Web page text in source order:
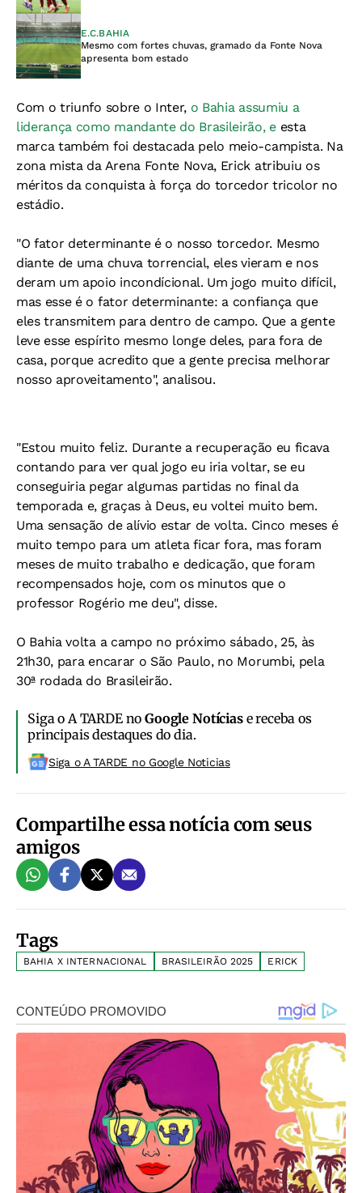
E.C.BAHIA
Mesmo com fortes chuvas, gramado da Fonte Nova
apresenta bom estado
Com o triunfo sobre o Inter, o Bahia assumiu a
liderança como mandante do Brasileirão, eesta
marca também foi destacada pelo meio-campista. Na
zona mista da Arena Fonte Nova, Erick atribuiu os
méritos da conquista à força do torcedor tricolor no
estádio.
"O fator determinante é o nosso torcedor. Mesmo
diante de uma chuva torrencial, eles vieram e nos
deram um apoio incondícional. Um jogo muito difícil,
mas esse é o fator determinante: a confiança que
eles transmitem para dentro de campo. Que a gente
leve esse espírito mesmo longe deles, para fora de
casa, porque acredito que a gente precisa melhorar
nosso aproveitamento", analisou.
"Estou muito feliz. Durante a recuperação eu ficava
contando para ver qual jogo eu iria voltar, se eu
conseguiria pegar algumas partidas no final da
temporada e, graças à Deus, eu voltei muito bem.
Uma sensação de alívio estar de volta. Cinco meses é
muito tempo para um atleta ficar fora, mas foram
meses de muito trabalho e dedicação, que foram
recompensados hoje, com os minutos que o
professor Rogério me deu", disse.
O Bahia volta a campo no próximo sábado, 25, às
21h30, para encarar o São Paulo, no Morumbi, pela
30ª rodada do Brasileirão.
Siga o A TARDE noGoogle Notíciase receba os
principais destaques do dia.
Siga o A TARDE no Google Noticias
Compartilhe essa notícia com seus
amigos
Tags
BAHIA X INTERNACIONAL BRASILEIRÃO 2025 ERICK